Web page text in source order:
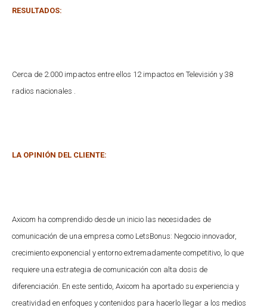
RESULTADOS:
Cerca de 2.000 impactos entre ellos 12 impactos en Televisión y 38
radios nacionales .
LA OPINIÓN DEL CLIENTE:
Axicom ha comprendido desde un inicio las necesidades de
comunicación de una empresa como LetsBonus: Negocio innovador,
crecimiento exponencial y entorno extremadamente competitivo, lo que
requiere una estrategia de comunicación con alta dosis de
diferenciación. En este sentido, Axicom ha aportado su experiencia y
creatividad en enfoques y contenidos para hacerlo llegar a los medios